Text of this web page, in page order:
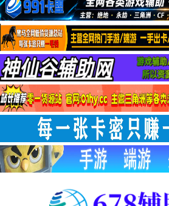
值得一看
两性情感